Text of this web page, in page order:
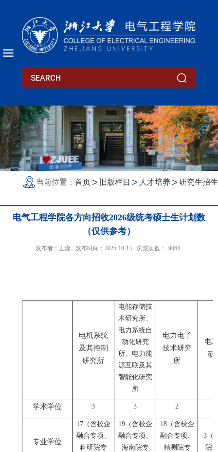
当前位置： 首页 旧版栏目 人才培养 研究生招生
电气工程学院各方向招收2026级统考硕士生计划数
（仅供参考）
发布者：王潇 发布时间：2025-10-13 浏览次数： 9064
电机系统
及其控制
研究所
电能存储技
术研究所、
电力系统自
动化研究
所、电力能
源互联及其
智能化研究
所
电力电子
技术研究
所
电
研
学术学位 3 3 2
专业学位
17（含校企
融合专项、
科研院专
19（含校企
融合专项、
海南院专
18（含校企
融合专项、
精测院专
3 （
院